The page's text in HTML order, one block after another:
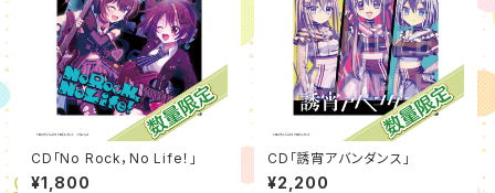
CD「No Rock，No Life！」
¥1,800
CD「誘宵アバンダンス」
¥2,200